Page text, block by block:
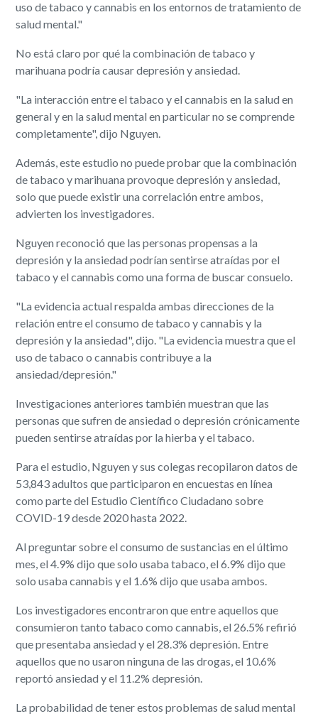
uso de tabaco y cannabis en los entornos de tratamiento de
salud mental."
No está claro por qué la combinación de tabaco y
marihuana podría causar depresión y ansiedad.
"La interacción entre el tabaco y el cannabis en la salud en
general y en la salud mental en particular no se comprende
completamente", dijo Nguyen.
Además, este estudio no puede probar que la combinación
de tabaco y marihuana provoque depresión y ansiedad,
solo que puede existir una correlación entre ambos,
advierten los investigadores.
Nguyen reconoció que las personas propensas a la
depresión y la ansiedad podrían sentirse atraídas por el
tabaco y el cannabis como una forma de buscar consuelo.
"La evidencia actual respalda ambas direcciones de la
relación entre el consumo de tabaco y cannabis y la
depresión y la ansiedad", dijo. "La evidencia muestra que el
uso de tabaco o cannabis contribuye a la
ansiedad/depresión."
Investigaciones anteriores también muestran que las
personas que sufren de ansiedad o depresión crónicamente
pueden sentirse atraídas por la hierba y el tabaco.
Para el estudio, Nguyen y sus colegas recopilaron datos de
53,843 adultos que participaron en encuestas en línea
como parte del Estudio Científico Ciudadano sobre
COVID-19 desde 2020 hasta 2022.
Al preguntar sobre el consumo de sustancias en el último
mes, el 4.9% dijo que solo usaba tabaco, el 6.9% dijo que
solo usaba cannabis y el 1.6% dijo que usaba ambos.
Los investigadores encontraron que entre aquellos que
consumieron tanto tabaco como cannabis, el 26.5% refirió
que presentaba ansiedad y el 28.3% depresión. Entre
aquellos que no usaron ninguna de las drogas, el 10.6%
reportó ansiedad y el 11.2% depresión.
La probabilidad de tener estos problemas de salud mental